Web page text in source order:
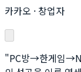
카카오 · 창업자
"PC방→한게임